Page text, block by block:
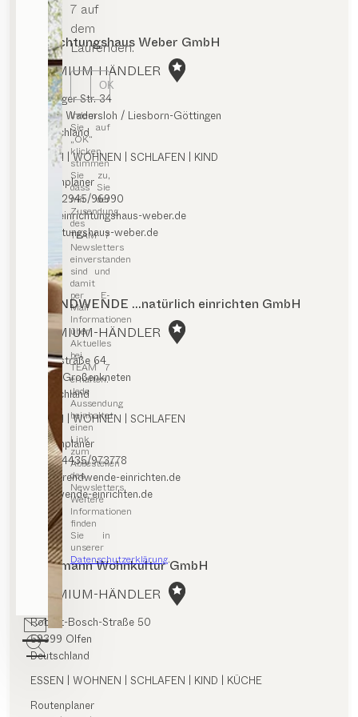
7 auf
dem
Laufenden.
OK
Indem
Sie auf
„OK“
klicken,
stimmen
Sie zu,
dass Sie
mit der
Zusendung
des
TEAM 7
Newsletters
einverstanden
sind und
damit
per E-
Mail
Informationen
über
Aktuelles
bei
TEAM 7
erhalten.
Jede
Aussendung
beinhaltet
einen
Link
zum
Abbestellen
des
Newsletters.
Weitere
Informationen
finden
Sie in
unserer
Datenschutzerklärung.
Einrichtungshaus Weber GmbH
PREMIUM-HÄNDLER
Göttinger Str. 34
59329 Wadersloh / Liesborn-Göttingen
Deutschland
ESSEN | WOHNEN | SCHLAFEN | KIND
Routenplaner
0049/2945/96990
info@einrichtungshaus-weber.de
einrichtungshaus-weber.de
TRENDWENDE ...natürlich einrichten GmbH
PREMIUM-HÄNDLER
Hauptstraße 64
26197 Großenkneten
Deutschland
ESSEN | WOHNEN | SCHLAFEN
Routenplaner
0049/4435/973778
info@trendwende-einrichten.de
trendwende-einrichten.de
Lackmann Wohnkultur GmbH
PREMIUM-HÄNDLER
Robert-Bosch-Straße 50
59399 Olfen
Deutschland
ESSEN | WOHNEN | SCHLAFEN | KIND | KÜCHE
Routenplaner